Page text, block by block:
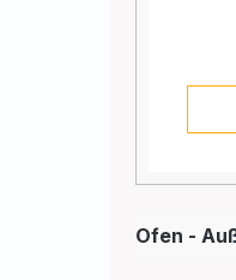
Ofen -